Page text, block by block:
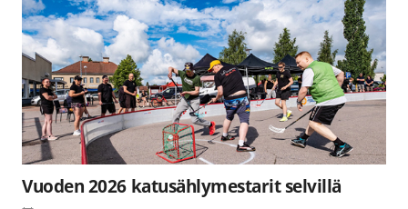
Vuoden 2026 katusählymestarit selvillä